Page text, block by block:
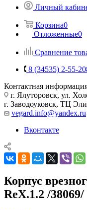
Личный
Корзина0
Отложенные0
Сравнение
8 (34535) 2-55-20
Контактная
г. Ялуторовск, ул.
г. Заводоуковск, ​ТЦ
vegard.info@yandex.ru
Вконтакте
Корпус
RеХ.1.2 /38069/